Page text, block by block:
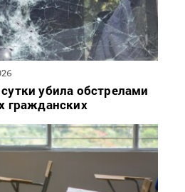
убила обстрелами
гражданских